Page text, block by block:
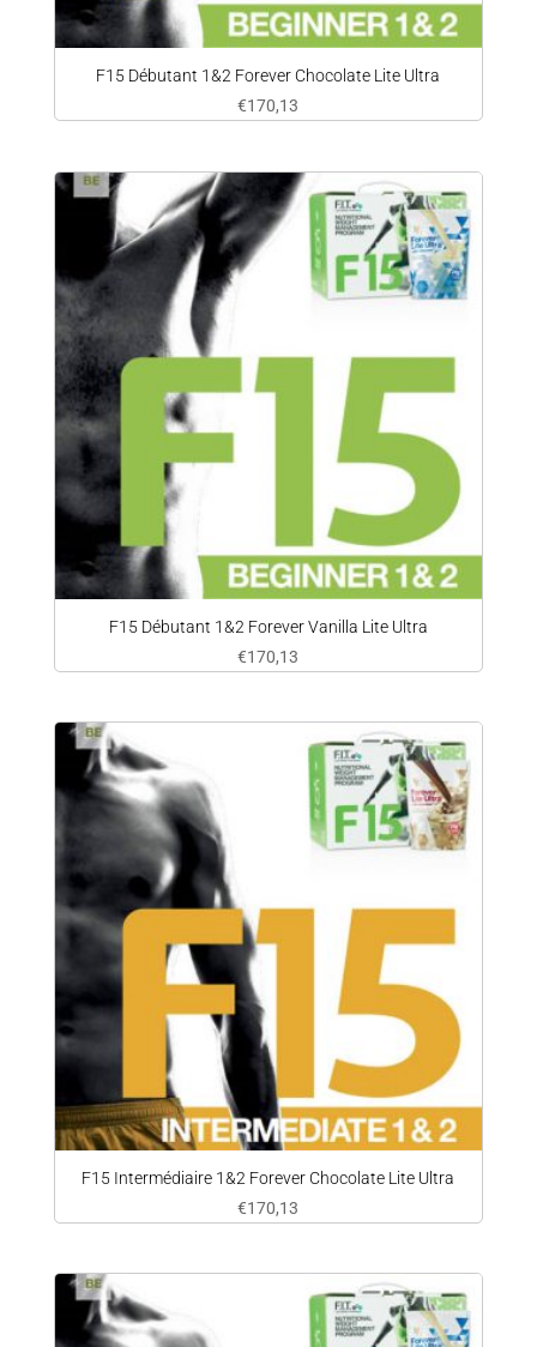
F15 Débutant 1&2 Forever Chocolate Lite Ultra
€170,13
F15 Débutant 1&2 Forever Vanilla Lite Ultra
€170,13
F15 Intermédiaire 1&2 Forever Chocolate Lite Ultra
€170,13